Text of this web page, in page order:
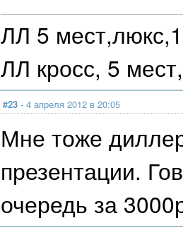
ЛЛ 5
ЛЛ кросс, 5
#23 - 4 апреля 2012 в 20:05
Мне тоже
презентации.
очередь за